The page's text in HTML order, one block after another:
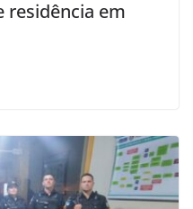
residência em